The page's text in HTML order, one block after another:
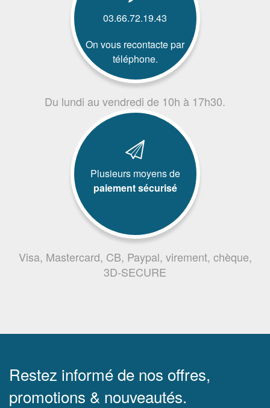
03.66.72.19.43
On vous recontacte par
téléphone.
Du lundi au vendredi de 10h à 17h30.
Plusieurs moyens de
paiement sécurisé
Visa, Mastercard, CB, Paypal, virement, chèque,
3D-SECURE
Restez informé de nos offres,
promotions & nouveautés.